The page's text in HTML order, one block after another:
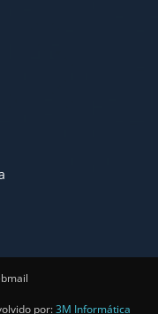
por:3M Informática